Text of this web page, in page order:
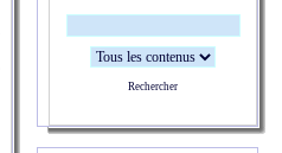
Rechercher